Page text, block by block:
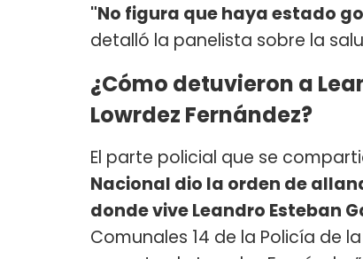
"No figura que haya estado
detalló la panelista sobre la
¿Cómo detuvieron a
Lowrdez Fernández?
El parte policial que se
Nacional dio la orden de
donde vive Leandro Esteban
Comunales 14 de la Policía de